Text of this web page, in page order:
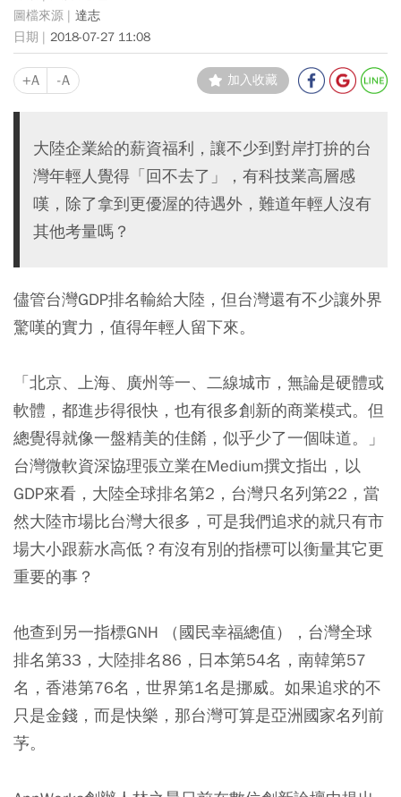
達志
2018-07-27 11:08
+A -A 加入收藏
大陸企業給的薪資福利，讓不少到對岸打拚的台
灣年輕人覺得「回不去了」，有科技業高層感
嘆，除了拿到更優渥的待遇外，難道年輕人沒有
其他考量嗎？
儘管台灣GDP排名輸給大陸，但台灣還有不少讓外界
驚嘆的實力，值得年輕人留下來。
「北京、上海、廣州等一、二線城市，無論是硬體或
軟體，都進步得很快，也有很多創新的商業模式。但
總覺得就像一盤精美的佳餚，似乎少了一個味道。」
台灣微軟資深協理張立業在Medium撰文指出，以
GDP來看，大陸全球排名第2，台灣只名列第22，當
然大陸市場比台灣大很多，可是我們追求的就只有市
場大小跟薪水高低？有沒有別的指標可以衡量其它更
重要的事？
他查到另一指標GNH （國民幸福總值），台灣全球
排名第33，大陸排名86，日本第54名，南韓第57
名，香港第76名，世界第1名是挪威。如果追求的不
只是金錢，而是快樂，那台灣可算是亞洲國家名列前
芧。